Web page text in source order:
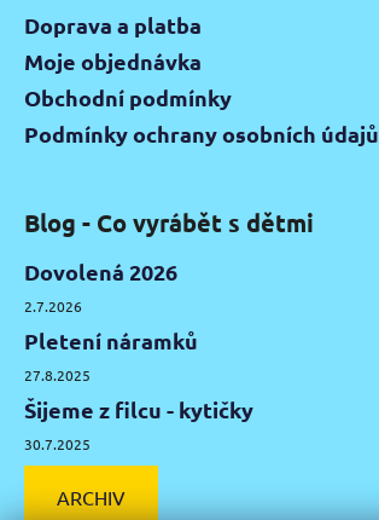
Doprava a platba
Moje objednávka
Obchodní podmínky
Podmínky ochrany osobních údajů
Blog - Co vyrábět s dětmi
Dovolená 2026
2.7.2026
Pletení náramků
27.8.2025
Šijeme z filcu - kytičky
30.7.2025
ARCHIV